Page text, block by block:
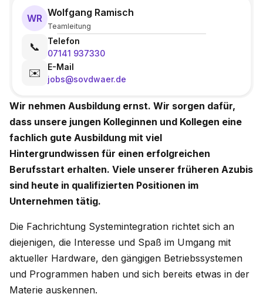
Wir nehmen Ausbildung ernst. Wir sorgen dafür,
dass unsere jungen Kolleginnen und Kollegen eine
fachlich gute Ausbildung mit viel
Hintergrundwissen für einen erfolgreichen
Berufsstart erhalten. Viele unserer früheren Azubis
sind heute in qualifizierten Positionen im
Unternehmen tätig.
Die Fachrichtung Systemintegration richtet sich an
diejenigen, die Interesse und Spaß im Umgang mit
aktueller Hardware, den gängigen Betriebssystemen
und Programmen haben und sich bereits etwas in der
Materie auskennen.
WR Wolfgang Ramisch
Teamleitung
📞
Telefon
07141 937330
✉️
E-Mail
jobs@sovdwaer.de